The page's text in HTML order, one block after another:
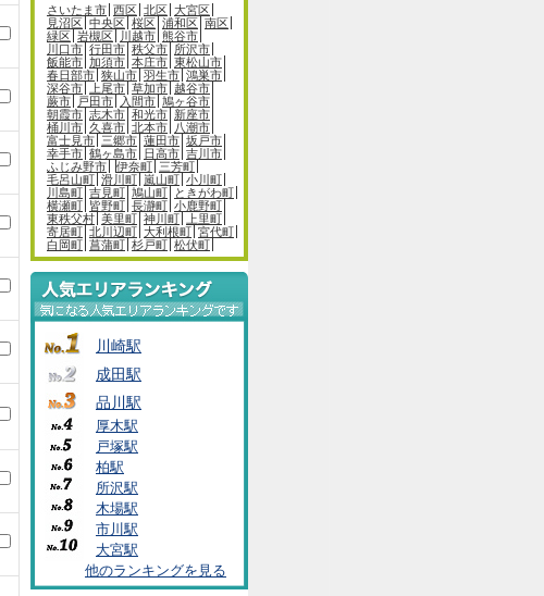
さいたま市 西区 北区 大宮区
見沼区 中央区 桜区 浦和区 南区
緑区 岩槻区 川越市 熊谷市
川口市 行田市 秩父市 所沢市
飯能市 加須市 本庄市 東松山市
春日部市 狭山市 羽生市 鴻巣市
深谷市
上尾市 草加市 越谷市
蕨市
戸田市 入間市 鳩ヶ谷市
朝霞市 志木市 和光市 新座市
桶川市 久喜市 北本市
八潮市
富士見市 三郷市 蓮田市 坂戸市
幸手市 鶴ヶ島市 日高市 吉川市
ふじみ野市
伊奈町 三芳町
毛呂山町 滑川町 嵐山町 小川町
川島町 吉見町 鳩山町
ときがわ町
横瀬町 皆野町 長瀞町 小鹿野町
東秩父村 美里町 神川町
上里町
寄居町 北川辺町 大利根町 宮代町
白岡町 菖蒲町 杉戸町 松伏町
川崎駅
成田駅
品川駅
厚木駅
戸塚駅
柏駅
所沢駅
木場駅
市川駅
大宮駅
他のランキングを見る